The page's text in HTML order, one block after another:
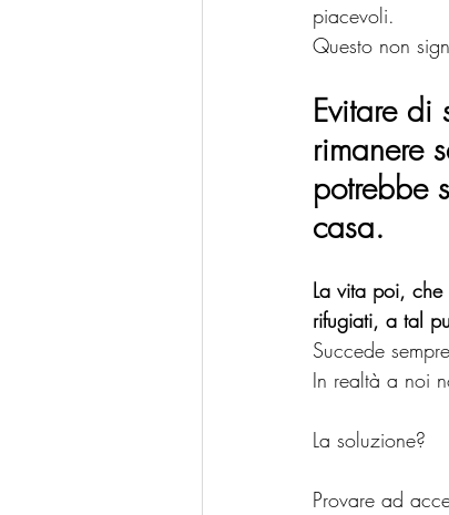
piacevoli.
Questo non
Evitare di
rimanere
potrebbe
casa.
La vita poi,
rifugiati, a tal
Succede
In realtà a noi
La soluzione?
Provare ad